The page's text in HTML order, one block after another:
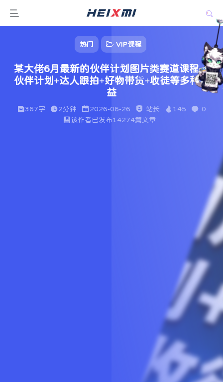
热门 VIP课程
某大佬6月最新的伙伴计划图片类赛道课程，
伙伴计划+达人跟拍+好物带货+收徒等多种收
益
367字 2分钟 2026-06-26 站长 145
0
该作者已发布14274篇文章